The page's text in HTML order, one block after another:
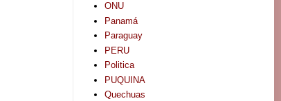
ONU
Panamá
Paraguay
PERU
Politica
PUQUINA
Quechuas